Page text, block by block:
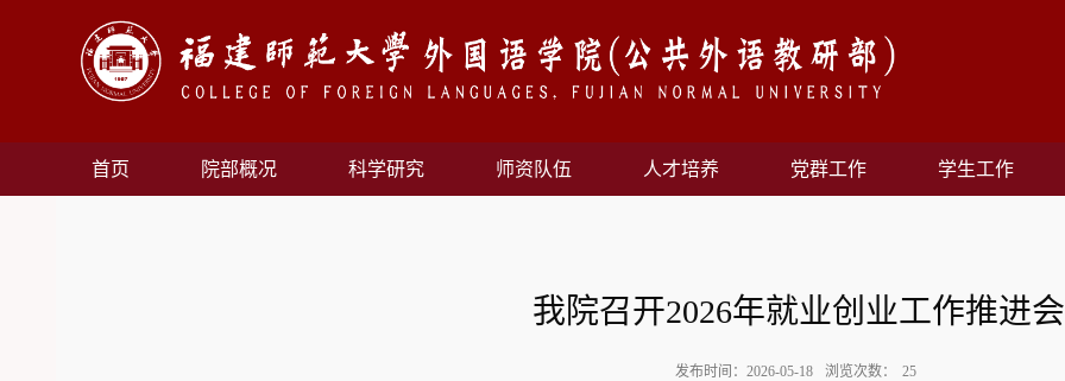
首页 院部概况 科学研究 师资队伍 人才培养 党群工作 学生工作
我院召开2026年就业创业工作推进会
发布时间：2026-05-18 浏览次数： 25